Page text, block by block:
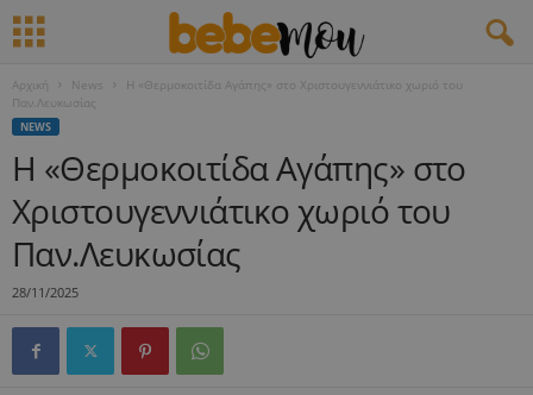
Αρχική News
H «Θερμοκοιτίδα Αγάπης» στο Χριστουγεννιάτικο χωριό του
Παν.Λευκωσίας
NEWS
H «Θερμοκοιτίδα Αγάπης» στο
Χριστουγεννιάτικο χωριό του
Παν.Λευκωσίας
28/11/2025